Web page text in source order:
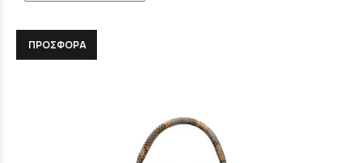
ΠΡΟΣΦΟΡΑ